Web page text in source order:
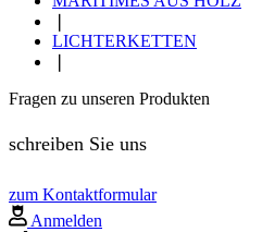
LICHTERKETTEN
Fragen zu unseren Produkten
schreiben Sie uns
zum Kontaktformular
Anmelden